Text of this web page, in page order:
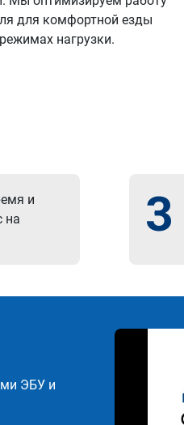
для комфортной езды
нагрузки.
и
на
3
ЭБУ и